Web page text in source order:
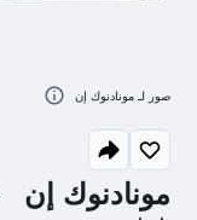
مونادنوك إن
صور لـ مونادنوك إن